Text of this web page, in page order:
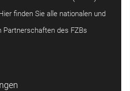
finden Sie alle nationalen und
Partnerschaften des FZBs